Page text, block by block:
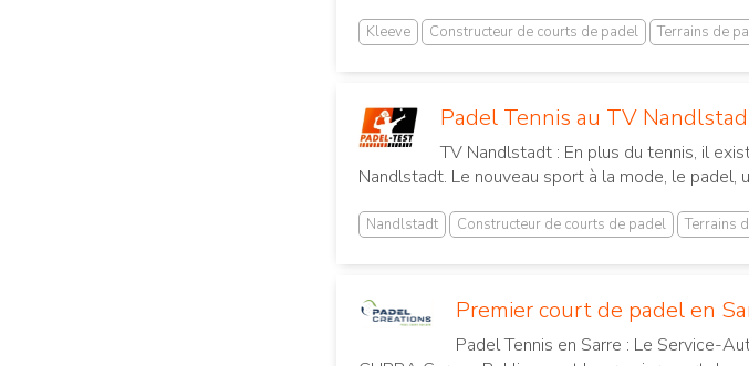
Kleeve Constructeur de courts de padel Terrains de
Padel Tennis au TV
TV Nandlstadt : En plus du tennis, il
Nandlstadt. Le nouveau sport à la mode, le padel,
Nandlstadt Constructeur de courts de padel Terrains
Premier court de padel en
Padel Tennis en Sarre : Le Service-